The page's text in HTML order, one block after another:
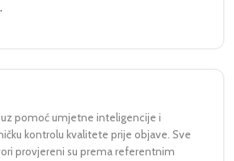
uz pomoć umjetne inteligencije i
kontrolu kvalitete prije objave. Sve
provjereni su prema referentnim